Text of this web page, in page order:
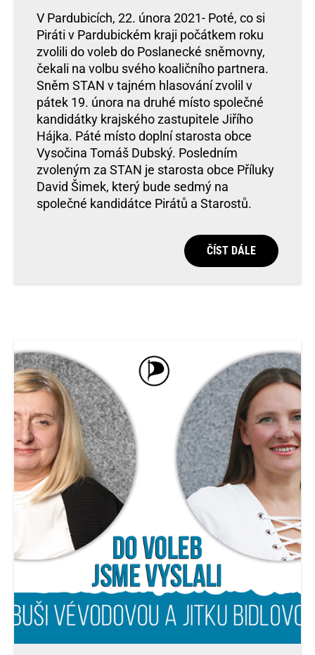
V Pardubicích, 22. února 2021- Poté, co si
Piráti v Pardubickém kraji počátkem roku
zvolili do voleb do Poslanecké sněmovny,
čekali na volbu svého koaličního partnera.
Sněm STAN v tajném hlasování zvolil v
pátek 19. února na druhé místo společné
kandidátky krajského zastupitele Jiřího
Hájka. Páté místo doplní starosta obce
Vysočina Tomáš Dubský. Posledním
zvoleným za STAN je starosta obce Příluky
David Šimek, který bude sedmý na
společné kandidátce Pirátů a Starostů.
ČÍST DÁLE